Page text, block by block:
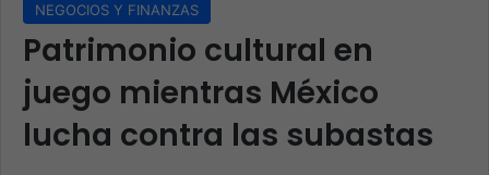
NEGOCIOS Y FINANZAS
Patrimonio cultural en
juego mientras México
lucha contra las subastas